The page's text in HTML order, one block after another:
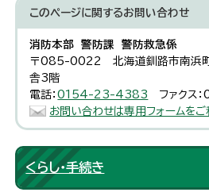
このページに関するお問い合わせ
消防本部 警防課 警防救急係
〒085-0022 北海道釧路市南浜
舎3階
電話：0154-23-4383
ファクス
お問い合わせは専用フォームをご
くらし・手続き